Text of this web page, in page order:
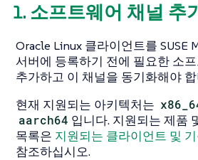
1. 소프트웨어 채널 추
Oracle Linux 클라이언트를 SUSE
서버에 등록하기 전에 필요한 소
추가하고 이 채널을 동기화해야
현재 지원되는 아키텍처는
aarch64 입니다. 지원되는 제품
목록은 지원되는 클라이언트 및
참조하십시오.